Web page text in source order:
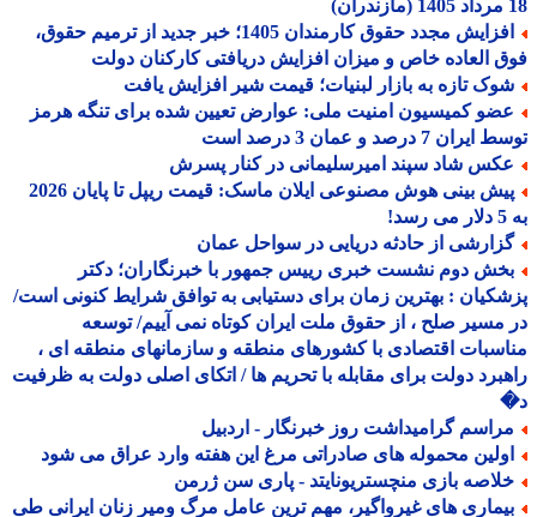
افزایش مجدد حقوق کارمندان 1405؛ خبر جدید از ترمیم حقوق،
العاده خاص و میزان افزایش دریافتی کارکنان دولت
تازه به بازار لبنیات؛ قیمت شیر افزایش یافت
کمیسیون امنیت ملی: عوارض تعیین شده برای تنگه هرمز
7 درصد و عمان 3 درصد است
شاد سپند امیرسلیمانی در کنار پسرش
پیش بینی هوش مصنوعی ایلان ماسک: قیمت ریپل تا پایان 2026
از حادثه دریایی در سواحل عمان
دوم نشست خبری رییس جمهور با خبرنگاران؛ دکتر
: بهترین زمان برای دستیابی به توافق شرایط کنونی است/
مسیر صلح ، از حقوق ملت ایران کوتاه نمی آییم/ توسعه
اقتصادی با کشورهای منطقه و سازمانهای منطقه ای ،
دولت برای مقابله با تحریم ها / اتکای اصلی دولت به ظرفیت
گرامیداشت روز خبرنگار - اردبیل
محموله های صادراتی مرغ این هفته وارد عراق می شود
بازی منچستریونایتد - پاری سن ژرمن
های غیرواگیر، مهم ترین عامل مرگ ومیر زنان ایرانی طی